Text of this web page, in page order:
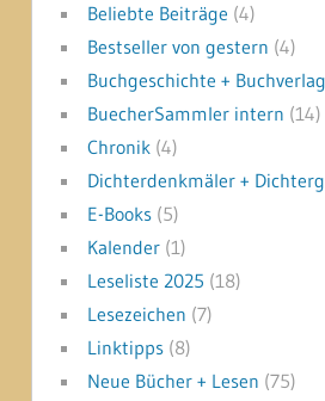
Beliebte Beiträge (4)
Bestseller von gestern (4)
Buchgeschichte +
BuecherSammler intern (14)
Chronik(4)
Dichterdenkmäler +
E-Books(5)
Kalender(1)
Leseliste 2025 (18)
Lesezeichen (7)
Linktipps(8)
Neue Bücher + Lesen (75)